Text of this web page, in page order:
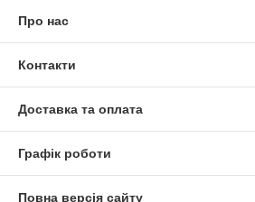
Про нас
Контакти
Доставка та оплата
Графік роботи
Повна версія сайту